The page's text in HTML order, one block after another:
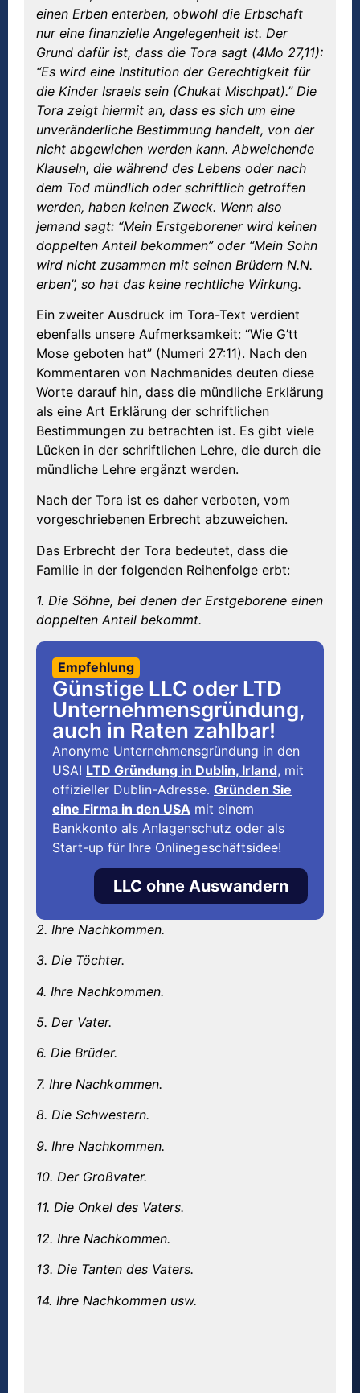
einen Erben enterben, obwohl die Erbschaft
nur eine finanzielle Angelegenheit ist. Der
Grund dafür ist, dass die Tora sagt (4Mo 27,11):
“Es wird eine Institution der Gerechtigkeit für
die Kinder Israels sein (Chukat Mischpat).” Die
Tora zeigt hiermit an, dass es sich um eine
unveränderliche Bestimmung handelt, von der
nicht abgewichen werden kann. Abweichende
Klauseln, die während des Lebens oder nach
dem Tod mündlich oder schriftlich getroffen
werden, haben keinen Zweck. Wenn also
jemand sagt: “Mein Erstgeborener wird keinen
doppelten Anteil bekommen” oder “Mein Sohn
wird nicht zusammen mit seinen Brüdern N.N.
erben”, so hat das keine rechtliche Wirkung.
Ein zweiter Ausdruck im Tora-Text verdient
ebenfalls unsere Aufmerksamkeit: “Wie G’tt
Mose geboten hat” (Numeri 27:11). Nach den
Kommentaren von Nachmanides deuten diese
Worte darauf hin, dass die mündliche Erklärung
als eine Art Erklärung der schriftlichen
Bestimmungen zu betrachten ist. Es gibt viele
Lücken in der schriftlichen Lehre, die durch die
mündliche Lehre ergänzt werden.
Nach der Tora ist es daher verboten, vom
vorgeschriebenen Erbrecht abzuweichen.
Das Erbrecht der Tora bedeutet, dass die
Familie in der folgenden Reihenfolge erbt:
1. Die Söhne, bei denen der Erstgeborene einen
doppelten Anteil bekommt.
Empfehlung
Günstige LLC oder LTD
Unternehmensgründung,
auch in Raten zahlbar!
Anonyme Unternehmensgründung in den
USA! LTD Gründung in Dublin, Irland, mit
offizieller Dublin-Adresse. Gründen Sie
eine Firma in den USA mit einem
Bankkonto als Anlagenschutz oder als
Start-up für Ihre Onlinegeschäftsidee!
LLC ohne Auswandern
2. Ihre Nachkommen.
3. Die Töchter.
4. Ihre Nachkommen.
5. Der Vater.
6. Die Brüder.
7. Ihre Nachkommen.
8. Die Schwestern.
9. Ihre Nachkommen.
10. Der Großvater.
11. Die Onkel des Vaters.
12. Ihre Nachkommen.
13. Die Tanten des Vaters.
14. Ihre Nachkommen usw.